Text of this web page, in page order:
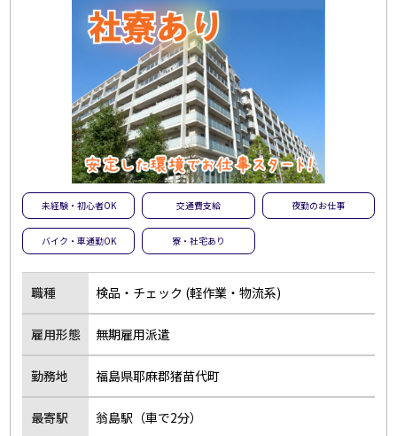
未経験・初心者OK 交通費支給 夜勤のお仕事
バイク・車通勤OK 寮・社宅あり
職種 検品・チェック (軽作業・物流系)
雇用形態 無期雇用派遣
勤務地 福島県耶麻郡猪苗代町
最寄駅 翁島駅（車で2分）